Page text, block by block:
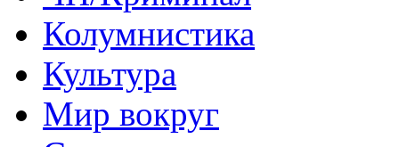
Колумнистика
Культура
Мир вокруг